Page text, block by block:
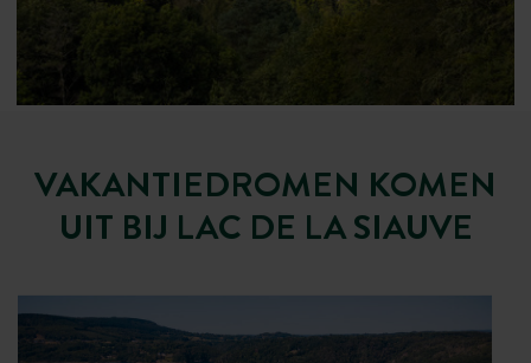
VAKANTIEDROMEN KOMEN
UIT BIJ LAC DE LA SIAUVE